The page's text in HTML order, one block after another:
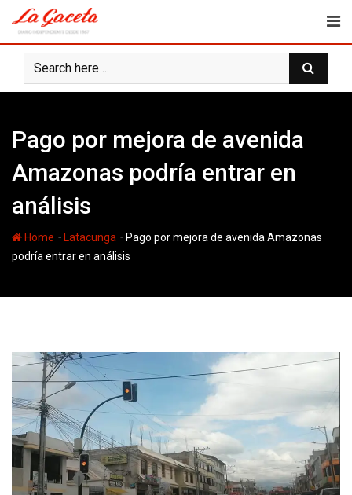
content
Pago por mejora de avenida
Amazonas podría entrar en
análisis
Home - Latacunga - Pago por mejora de avenida Amazonas
podría entrar en análisis